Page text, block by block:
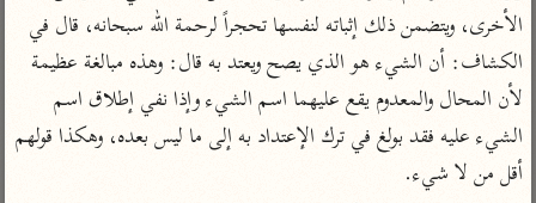
تفسير القرطبي
تفسير البغوي
جمع الأقوال
تفسير ابن الجوزي
تفسير ابن جزي
موسوعات
تفسير الآلوسي
تفسير السعدي
أيسر التفاسير
القرآن – تدبر وعمل
أقل من لا شيء.